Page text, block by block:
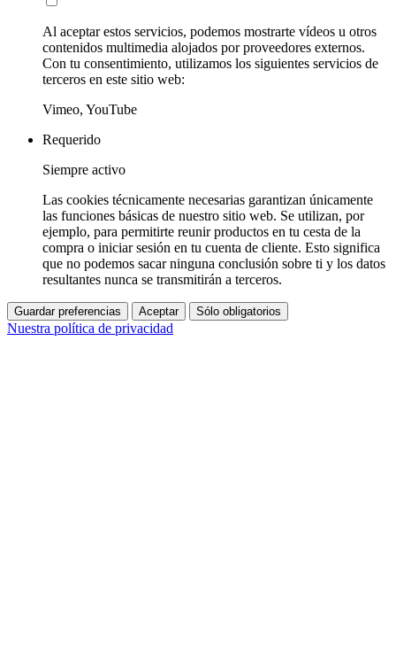
Al aceptar estos servicios, podemos mostrarte vídeos u otros
contenidos multimedia alojados por proveedores externos.
Con tu consentimiento, utilizamos los siguientes servicios de
terceros en este sitio web:
Vimeo, YouTube
Requerido
Siempre activo
Las cookies técnicamente necesarias garantizan únicamente
las funciones básicas de nuestro sitio web. Se utilizan, por
ejemplo, para permitirte reunir productos en tu cesta de la
compra o iniciar sesión en tu cuenta de cliente. Esto significa
que no podemos sacar ninguna conclusión sobre ti y los datos
resultantes nunca se transmitirán a terceros.
Guardar preferencias Aceptar Sólo obligatorios
Nuestra política de privacidad